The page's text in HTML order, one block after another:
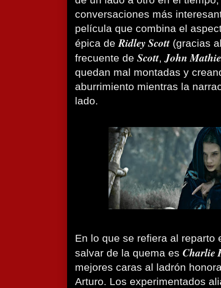
conversaciones más
película que combina el
épica deRidley Scott (gracias
frecuente de Scott,John
quedan mal montadas y
aburrimiento mientras la
lado.
En lo que se refiera al reparto
salvar de la quema es Charlie
mejores caras al ladrón
Arturo. Los experimentados